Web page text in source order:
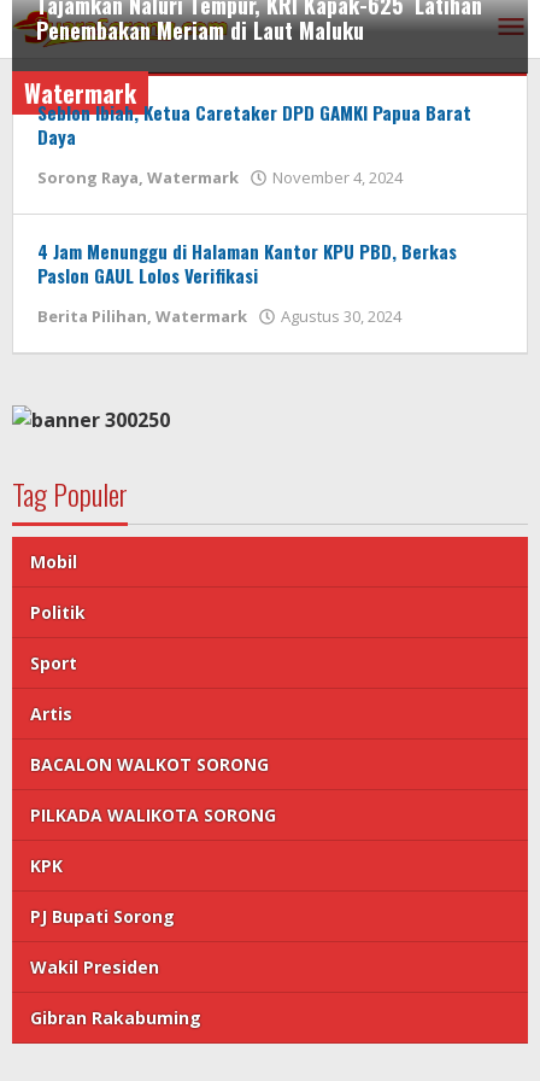
Lewati
konten
Penembakan Meriam di Laut Maluku
Berita
Pilihan,
Watermark
oleh
AdminSS
Watermark
Seblon Ibiah, Ketua Caretaker DPD GAMKI Papua Barat
Daya
Sorong Raya, Watermark November 4, 2024
4 Jam Menunggu di Halaman Kantor KPU PBD, Berkas
Paslon GAUL Lolos Verifikasi
Berita Pilihan, Watermark Agustus 30, 2024
Tag Populer
Mobil
Politik
Sport
Artis
BACALON WALKOT SORONG
PILKADA WALIKOTA SORONG
KPK
PJ Bupati Sorong
Wakil Presiden
Gibran Rakabuming